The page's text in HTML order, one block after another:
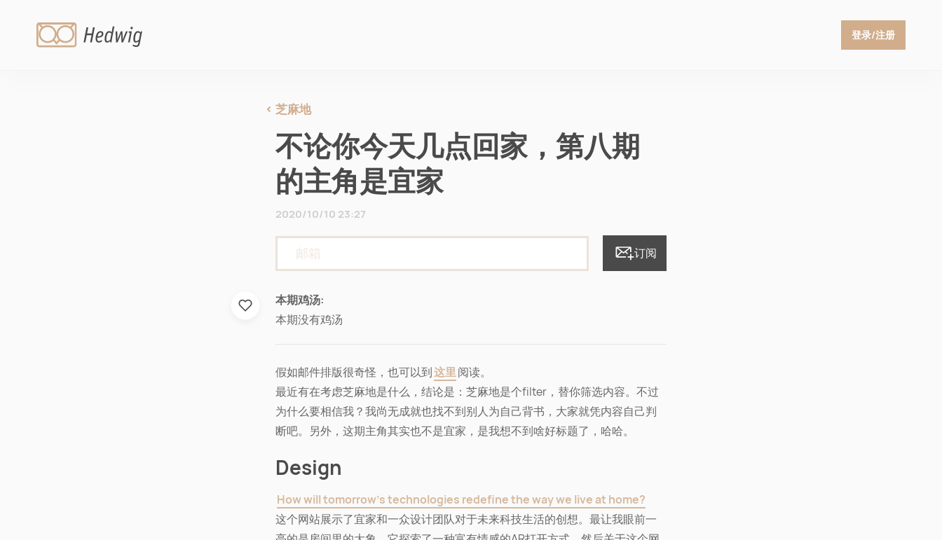
登录/注册
芝麻地
不论你今天几点回家，第八期
的主角是宜家
2020/10/10 23:27
订阅
本期鸡汤:
本期没有鸡汤
假如邮件排版很奇怪，也可以到这里阅读。
最近有在考虑芝麻地是什么，结论是：芝麻地是个filter，替你筛选内容。不过
为什么要相信我？我尚无成就也找不到别人为自己背书，大家就凭内容自己判
断吧。另外，这期主角其实也不是宜家，是我想不到啥好标题了，哈哈。
Design
How will tomorrow's technologies redefine the way we live at home?
这个网站展示了宜家和一众设计团队对于未来科技生活的创想。最让我眼前一